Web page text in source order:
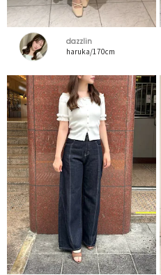
dazzlin
haruka/170cm